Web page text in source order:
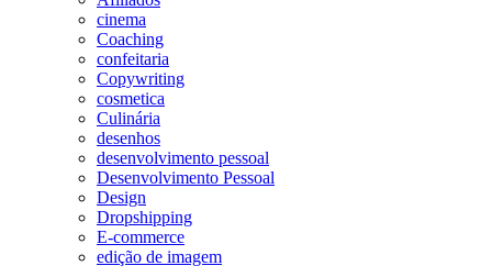
cinema
Coaching
confeitaria
Copywriting
cosmetica
Culinária
desenhos
desenvolvimento pessoal
Desenvolvimento Pessoal
Design
Dropshipping
E-commerce
edição de imagem